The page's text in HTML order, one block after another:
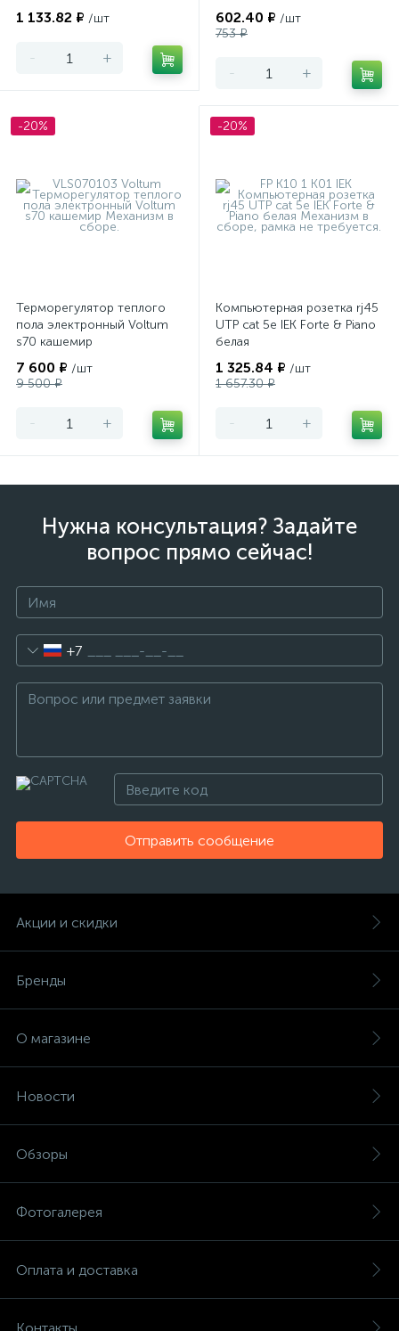
1 133.82 ₽ /шт
- +
602.40 ₽ /шт
753 ₽
- +
-20%
Терморегулятор теплого
пола электронный Voltum
s70 кашемир
7 600 ₽ /шт
9 500 ₽
- +
-20%
Компьютерная розетка rj45
UTP cat 5e IEK Forte & Piano
белая
1 325.84 ₽ /шт
1 657.30 ₽
- +
Нужна консультация? Задайте
вопрос прямо сейчас!
+7
Отправить сообщение
Акции и скидки
Бренды
О магазине
Новости
Обзоры
Фотогалерея
Оплата и доставка